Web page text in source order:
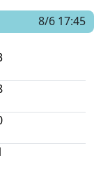
8/6 17:45